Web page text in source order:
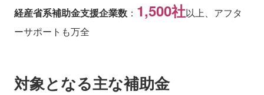
経産省系補助金支援企業数 ： 1,500社以上、アフタ
ーサポートも万全
対象となる主な補助金